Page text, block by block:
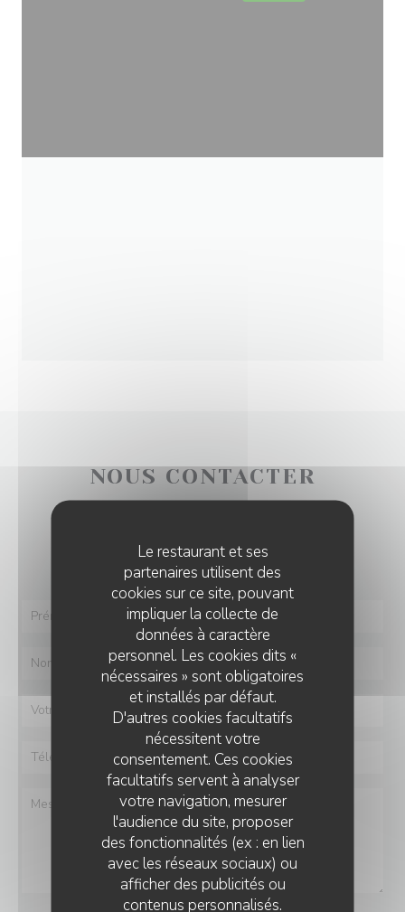
Le restaurant et ses
partenaires utilisent des
cookies sur ce site, pouvant
impliquer la collecte de
données à caractère
personnel. Les cookies dits «
nécessaires » sont obligatoires
et installés par défaut.
D'autres cookies facultatifs
nécessitent votre
consentement. Ces cookies
facultatifs servent à analyser
votre navigation, mesurer
l'audience du site, proposer
des fonctionnalités (ex : en lien
avec les réseaux sociaux) ou
afficher des publicités ou
contenus personnalisés.
NOUS CONTACTER
Remplissez le formulaire ci-dessous !